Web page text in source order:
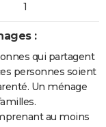
1
:
qui partagent
personnes soient
Un ménage
au moins